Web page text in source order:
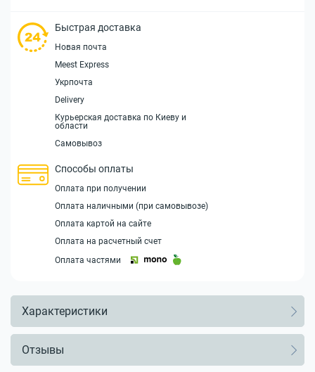
Быстрая доставка
Новая почта
Meest Express
Укрпочта
Delivery
Курьерская доставка по Киеву и
области
Самовывоз
Способы оплаты
Оплата при получении
Оплата наличными (при самовывозе)
Оплата картой на сайте
Оплата на расчетный счет
Оплата частями
Характеристики
Отзывы